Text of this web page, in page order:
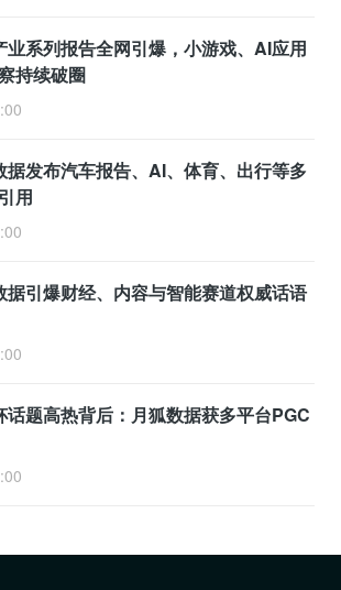
业系列报告全网引爆，小游戏、AI应用
持续破圈
据发布汽车报告、AI、体育、出行等多
用
据引爆财经、内容与智能赛道权威话语
话题高热背后：月狐数据获多平台PGC